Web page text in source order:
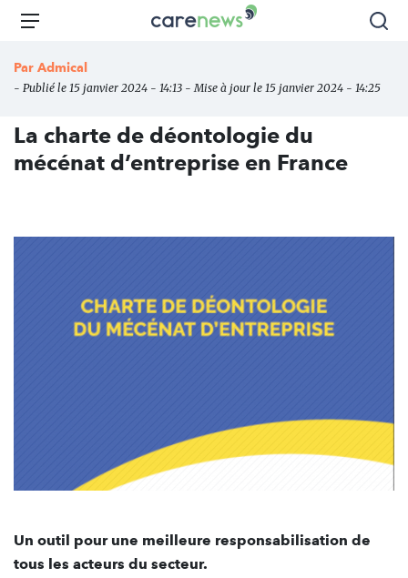
Aller
principal
Carenews,
des
de
l'engagement
Menu
Par Admical
- Publié le 15 janvier 2024 - 14:13 - Mise à jour le 15 janvier 2024 - 14:25
La charte de déontologie du
mécénat d’entreprise en France
Un outil pour une meilleure responsabilisation de
tous les acteurs du secteur.